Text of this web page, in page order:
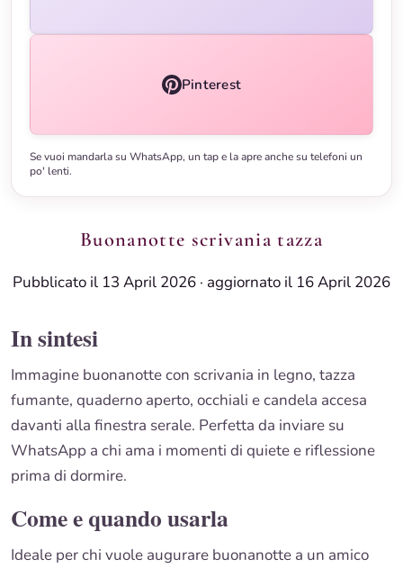
Pinterest
Se vuoi mandarla su WhatsApp, un tap e la apre anche su telefoni un
po' lenti.
Buonanotte scrivania tazza
Pubblicato il 13 April 2026 · aggiornato il 16 April 2026
In sintesi
Immagine buonanotte con scrivania in legno, tazza
fumante, quaderno aperto, occhiali e candela accesa
davanti alla finestra serale. Perfetta da inviare su
WhatsApp a chi ama i momenti di quiete e riflessione
prima di dormire.
Come e quando usarla
Ideale per chi vuole augurare buonanotte a un amico